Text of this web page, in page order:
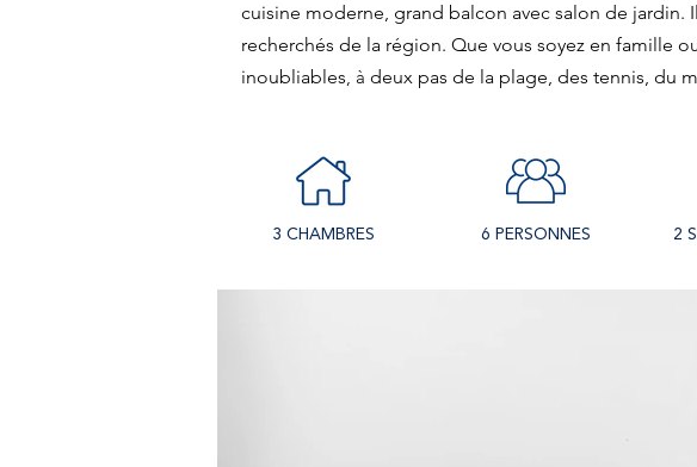
cuisine moderne, grand balcon avec salon de jardin.
recherchés de la région. Que vous soyez en famille
inoubliables, à deux pas de la plage, des tennis, du
3 CHAMBRES 6 PERSONNES 2